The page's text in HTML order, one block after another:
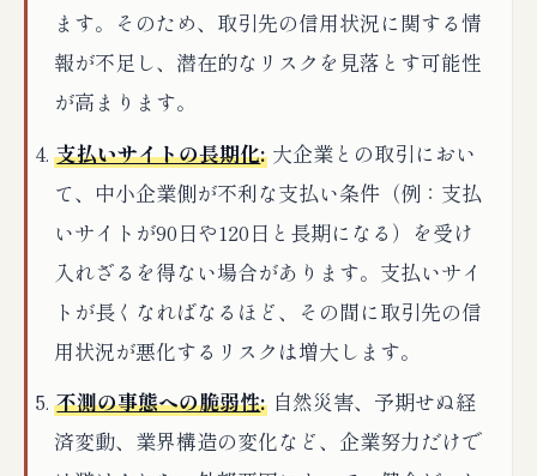
ます。そのため、取引先の信用状況に関する情
報が不足し、潜在的なリスクを見落とす可能性
が高まります。
支払いサイトの長期化: 大企業との取引におい
て、中小企業側が不利な支払い条件（例：支払
いサイトが90日や120日と長期になる）を受け
入れざるを得ない場合があります。支払いサイ
トが長くなればなるほど、その間に取引先の信
用状況が悪化するリスクは増大します。
不測の事態への脆弱性: 自然災害、予期せぬ経
済変動、業界構造の変化など、企業努力だけで